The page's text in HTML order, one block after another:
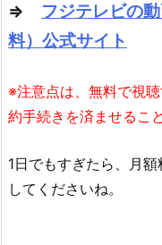
⇒ フジテレビの
料）公式サイト
※注意点は、無料で視
約手続きを済ませるこ
1日でもすぎたら、月
してくださいね。